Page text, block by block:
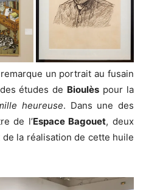
un portrait au fusain
études de Bioulès pour la
heureuse. Dans une des
de l’Espace Bagouet, deux
la réalisation de cette huile